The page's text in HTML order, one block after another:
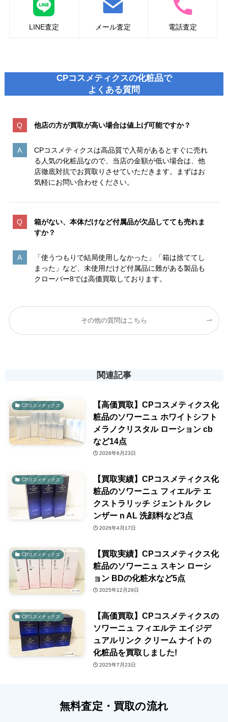
LINE査定 メール査定 電話査定
CPコスメティクスの化粧品で
よくある質問
他店の方が買取が高い場合は値上げ可能ですか？
CPコスメティクスは高品質で入荷があるとすぐに売れ
る人気の化粧品なので、当店の金額が低い場合は、他
店徹底対抗でお買取りさせていただきます。まずはお
気軽にお問い合わせください。
箱がない、本体だけなど付属品が欠品してても売れま
すか？
「使うつもりで結局使用しなかった」「箱は捨ててし
まった」など、未使用だけど付属品に難がある製品も
クローバー8では高価買取しております。
その他の質問はこちら
関連記事
CPコスメティクス
【高価買取】CPコスメティクス化
粧品のソワーニュ ホワイトシフト
メラノクリスタル ローション cb
など14点
2026年6月23日
CPコスメティクス
【買取実績】CPコスメティクス化
粧品のソワーニュ フィエルテ エ
クストラリッチ ジェントル クレ
ンザー n AL 洗顔料など3点
2026年4月17日
CPコスメティクス
【買取実績】CPコスメティクス化
粧品のソワーニュ スキン ローシ
ョン BDの化粧水など5点
2025年12月29日
CPコスメティクス
【高価買取】CPコスメティクスの
ソワーニュ フィエルテ エイジデ
ュアルリンク クリーム ナイトの
化粧品を買取しました!
2025年7月23日
無料査定・買取の流れ